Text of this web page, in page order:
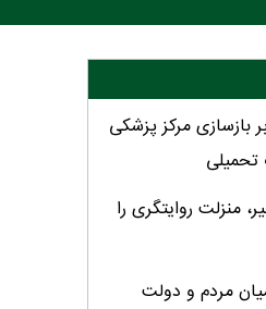
بازسازی مرکز پزشکی
منزلت روایتگری را
مردم و دولت